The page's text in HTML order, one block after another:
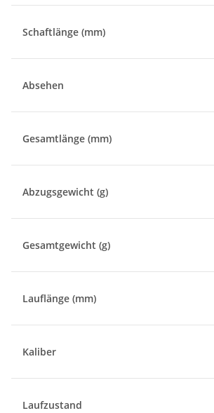
Schaftlänge (mm)
Absehen
Gesamtlänge (mm)
Abzugsgewicht (g)
Gesamtgewicht (g)
Lauflänge (mm)
Kaliber
Laufzustand